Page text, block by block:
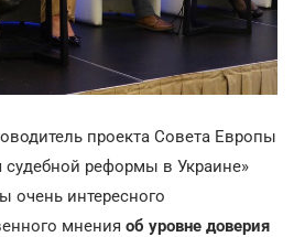
проекта Совета Европы
реформы в Украине»
очень интересного
мнения об уровне доверия